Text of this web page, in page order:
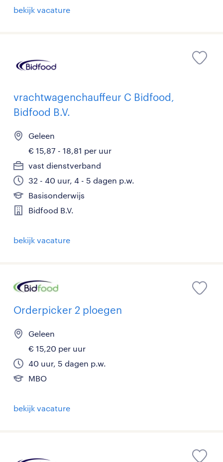
bekijk vacature
vrachtwagenchauffeur C Bidfood,
Bidfood B.V.
Geleen
€ 15,87 - 18,81 per uur
vast dienstverband
32 - 40 uur, 4 - 5 dagen p.w.
Basisonderwijs
Bidfood B.V.
bekijk vacature
Orderpicker 2 ploegen
Geleen
€ 15,20 per uur
40 uur, 5 dagen p.w.
MBO
bekijk vacature